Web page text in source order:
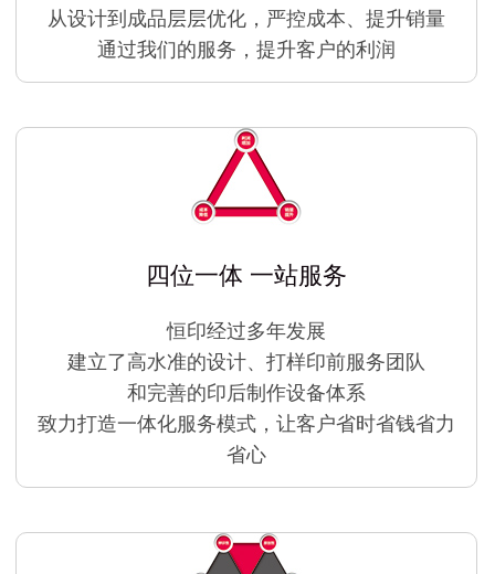
从设计到成品层层优化，严控成本、提升销量
通过我们的服务，提升客户的利润
四位一体 一站服务
恒印经过多年发展
建立了高水准的设计、打样印前服务团队
和完善的印后制作设备体系
致力打造一体化服务模式，让客户省时省钱省力
省心